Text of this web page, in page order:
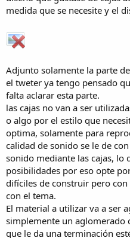
medida que se necesite y el
Adjunto solamente la parte
el tweter ya tengo pensado
falta aclarar esta parte.
las cajas no van a ser
o algo por el estilo que
optima, solamente para
calidad de sonido se le de
sonido mediante las cajas, lo
posibilidades por eso opte
difíciles de construir pero
con el tema.
El material a utilizar va a ser
simplemente un aglomerado
que le da una terminación